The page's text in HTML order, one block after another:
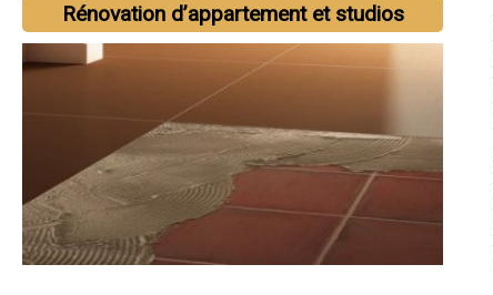
Rénovation d’appartement et studios